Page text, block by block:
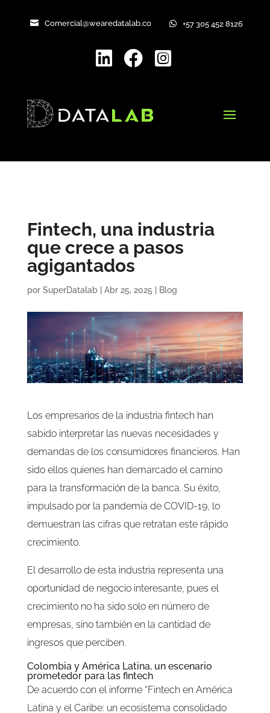
 Comercial@wearedatalab.co  +57 305 452 8126
  
Fintech, una industria
que crece a pasos
agigantados
por SuperDatalab| Abr 25, 2025 Blog
Los empresarios de la industria fintech han
sabido interpretar las nuevas necesidades y
demandas de los consumidores financieros. Han
sido ellos quienes han demarcado el camino
para la transformación de la banca. Su éxito,
impulsado por la pandemia de COVID-19, lo
demuestran las cifras que retratan este rápido
crecimiento.
El desarrollo de esta industria representa una
oportunidad de negocio interesante, pues el
crecimiento no ha sido solo en número de
empresas, sino también en la cantidad de
ingresos que perciben.
Colombia y América Latina, un escenario
prometedor para las fintech
De acuerdo con el informe “Fintech en América
Latina y el Caribe: un ecosistema consolidado